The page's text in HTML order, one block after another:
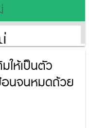
ให้เป็นตัว
นจนหมดถ้วย